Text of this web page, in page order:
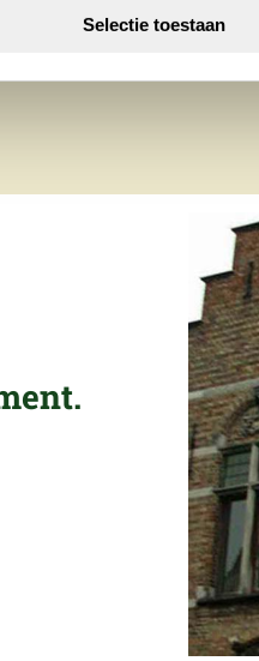
Selectie toestaan
nombreux clients